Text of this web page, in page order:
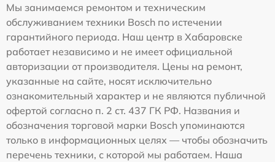
Мы занимаемся ремонтом и техническим
обслуживанием техники Bosch по истечении
гарантийного периода. Наш центр в Хабаровске
работает независимо и не имеет официальной
авторизации от производителя. Цены на ремонт,
указанные на сайте, носят исключительно
ознакомительный характер и не являются публичной
офертой согласно п. 2 ст. 437 ГК РФ. Названия и
обозначения торговой марки Bosch упоминаются
только в информационных целях — чтобы обозначить
перечень техники, с которой мы работаем. Наша